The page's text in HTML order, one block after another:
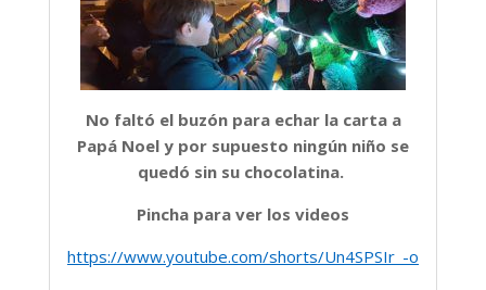
No faltó el buzón para echar la carta a
Papá Noel y por supuesto ningún niño se
quedó sin su chocolatina.
Pincha para ver los videos
https://www.youtube.com/shorts/Un4SPSIr_-o